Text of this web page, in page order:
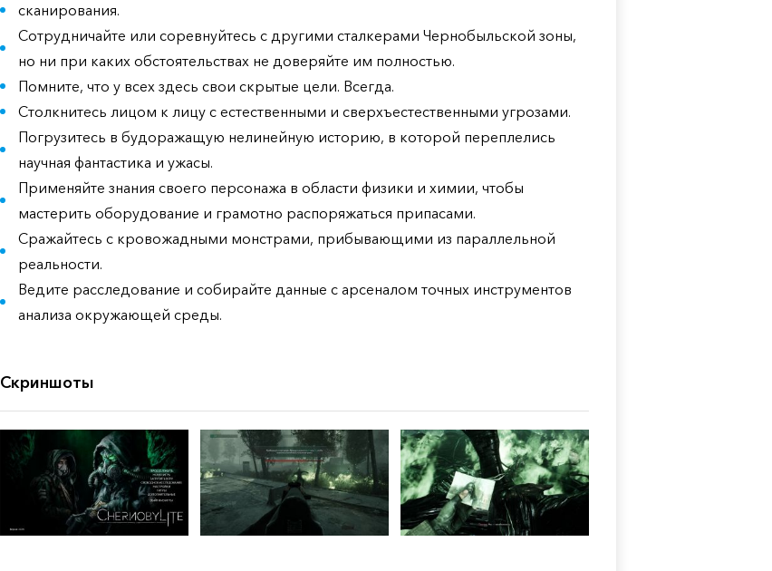
сканирования.
Сотрудничайте или соревнуйтесь с другими сталкерами Чернобыльской зоны,
но ни при каких обстоятельствах не доверяйте им полностью.
Помните, что у всех здесь свои скрытые цели. Всегда.
Столкнитесь лицом к лицу с естественными и сверхъестественными угрозами.
Погрузитесь в будоражащую нелинейную историю, в которой переплелись
научная фантастика и ужасы.
Применяйте знания своего персонажа в области физики и химии, чтобы
мастерить оборудование и грамотно распоряжаться припасами.
Сражайтесь с кровожадными монстрами, прибывающими из параллельной
реальности.
Ведите расследование и собирайте данные с арсеналом точных инструментов
анализа окружающей среды.
Скриншоты